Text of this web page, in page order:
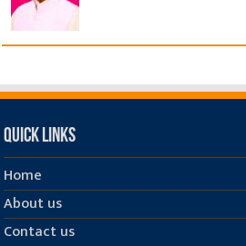
Quick Links
Home
About us
Contact us